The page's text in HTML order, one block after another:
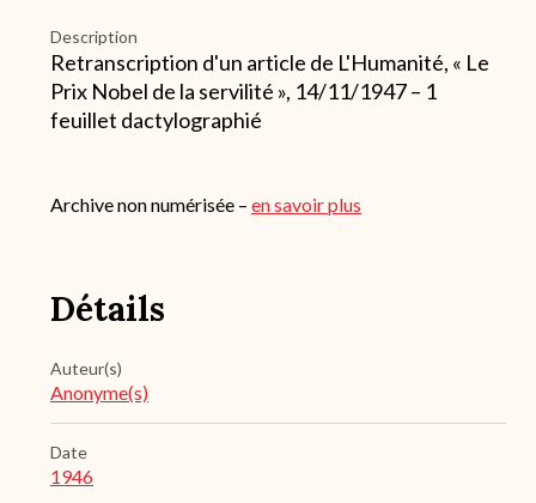
Description
Retranscription d'un article de L'Humanité, « Le
Prix Nobel de la servilité », 14/11/1947 – 1
feuillet dactylographié
Archive non numérisée – en savoir plus
Détails
Auteur(s)
Anonyme(s)
Date
1946